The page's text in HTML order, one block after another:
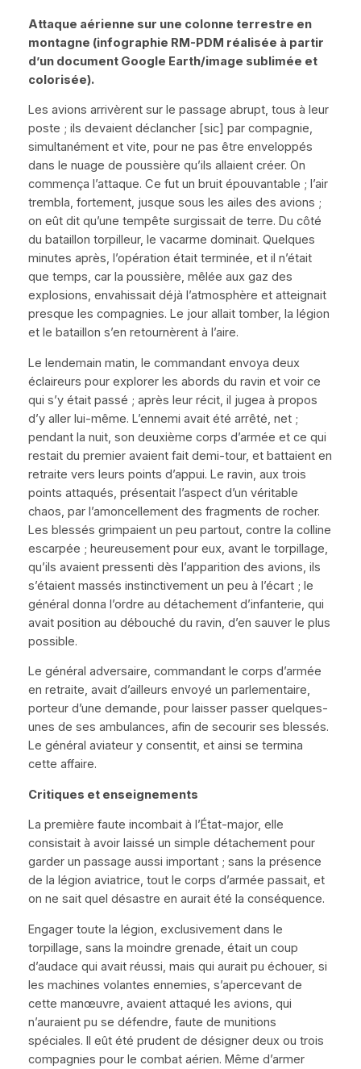
Attaque aérienne sur une colonne terrestre en
montagne (infographie RM-PDM réalisée à partir
d’un document Google Earth/image sublimée et
colorisée).
Les avions arrivèrent sur le passage abrupt, tous à leur
poste ; ils devaient déclancher [sic] par compagnie,
simultanément et vite, pour ne pas être enveloppés
dans le nuage de poussière qu’ils allaient créer. On
commença l’attaque. Ce fut un bruit épouvantable ; l’air
trembla, fortement, jusque sous les ailes des avions ;
on eût dit qu’une tempête surgissait de terre. Du côté
du bataillon torpilleur, le vacarme dominait. Quelques
minutes après, l’opération était terminée, et il n’était
que temps, car la poussière, mêlée aux gaz des
explosions, envahissait déjà l’atmosphère et atteignait
presque les compagnies. Le jour allait tomber, la légion
et le bataillon s’en retournèrent à l’aire.
Le lendemain matin, le commandant envoya deux
éclaireurs pour explorer les abords du ravin et voir ce
qui s’y était passé ; après leur récit, il jugea à propos
d’y aller lui-même. L’ennemi avait été arrêté, net ;
pendant la nuit, son deuxième corps d’armée et ce qui
restait du premier avaient fait demi-tour, et battaient en
retraite vers leurs points d’appui. Le ravin, aux trois
points attaqués, présentait l’aspect d’un véritable
chaos, par l’amoncellement des fragments de rocher.
Les blessés grimpaient un peu partout, contre la colline
escarpée ; heureusement pour eux, avant le torpillage,
qu’ils avaient pressenti dès l’apparition des avions, ils
s’étaient massés instinctivement un peu à l’écart ; le
général donna l’ordre au détachement d’infanterie, qui
avait position au débouché du ravin, d’en sauver le plus
possible.
Le général adversaire, commandant le corps d’armée
en retraite, avait d’ailleurs envoyé un parlementaire,
porteur d’une demande, pour laisser passer quelques-
unes de ses ambulances, afin de secourir ses blessés.
Le général aviateur y consentit, et ainsi se termina
cette affaire.
Critiques et enseignements
La première faute incombait à l’État-major, elle
consistait à avoir laissé un simple détachement pour
garder un passage aussi important ; sans la présence
de la légion aviatrice, tout le corps d’armée passait, et
on ne sait quel désastre en aurait été la conséquence.
Engager toute la légion, exclusivement dans le
torpillage, sans la moindre grenade, était un coup
d’audace qui avait réussi, mais qui aurait pu échouer, si
les machines volantes ennemies, s’apercevant de
cette manœuvre, avaient attaqué les avions, qui
n’auraient pu se défendre, faute de munitions
spéciales. Il eût été prudent de désigner deux ou trois
compagnies pour le combat aérien. Même d’armer